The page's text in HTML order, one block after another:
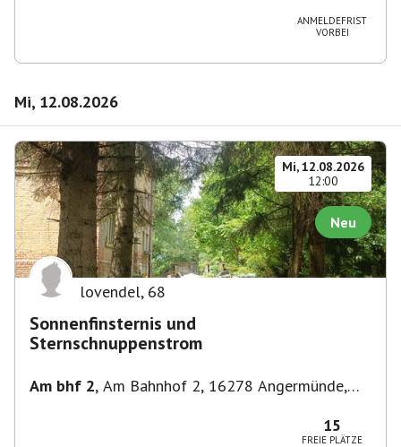
ANMELDEFRIST
VORBEI
Mi, 12.08.2026
Mi, 12.08.2026
12:00
Neu
lovendel, 68
Sonnenfinsternis und
Sternschnuppenstrom
Am bhf 2, Am Bahnhof 2, 16278 Angermünde,
15
FREIE PLÄTZE